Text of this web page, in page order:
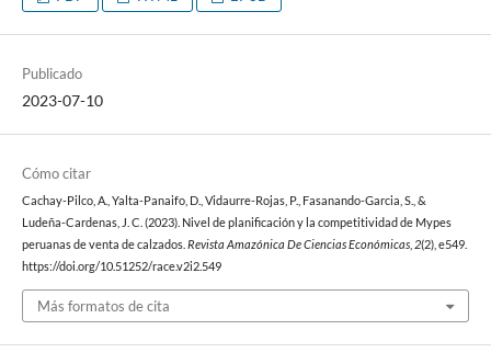
Publicado
2023-07-10
Cómo citar
Cachay-Pilco, A., Yalta-Panaifo, D., Vidaurre-Rojas, P., Fasanando-Garcia, S., &
Ludeña-Cardenas, J. C. (2023). Nivel de planificación y la competitividad de Mypes
peruanas de venta de calzados. Revista Amazónica De Ciencias Económicas, 2(2), e549.
https://doi.org/10.51252/race.v2i2.549
Más formatos de cita